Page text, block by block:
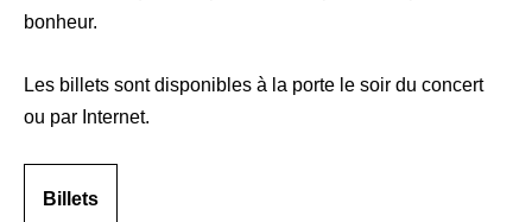
bonheur.
Les billets sont disponibles à la porte le soir du concert
ou par Internet.
Billets